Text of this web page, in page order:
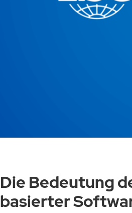
Die Bedeutung
basierter